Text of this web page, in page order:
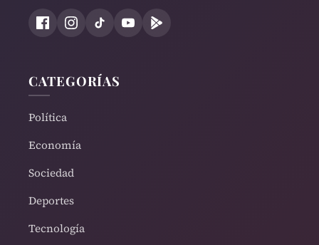
CATEGORÍAS
Política
Economía
Sociedad
Deportes
Tecnología